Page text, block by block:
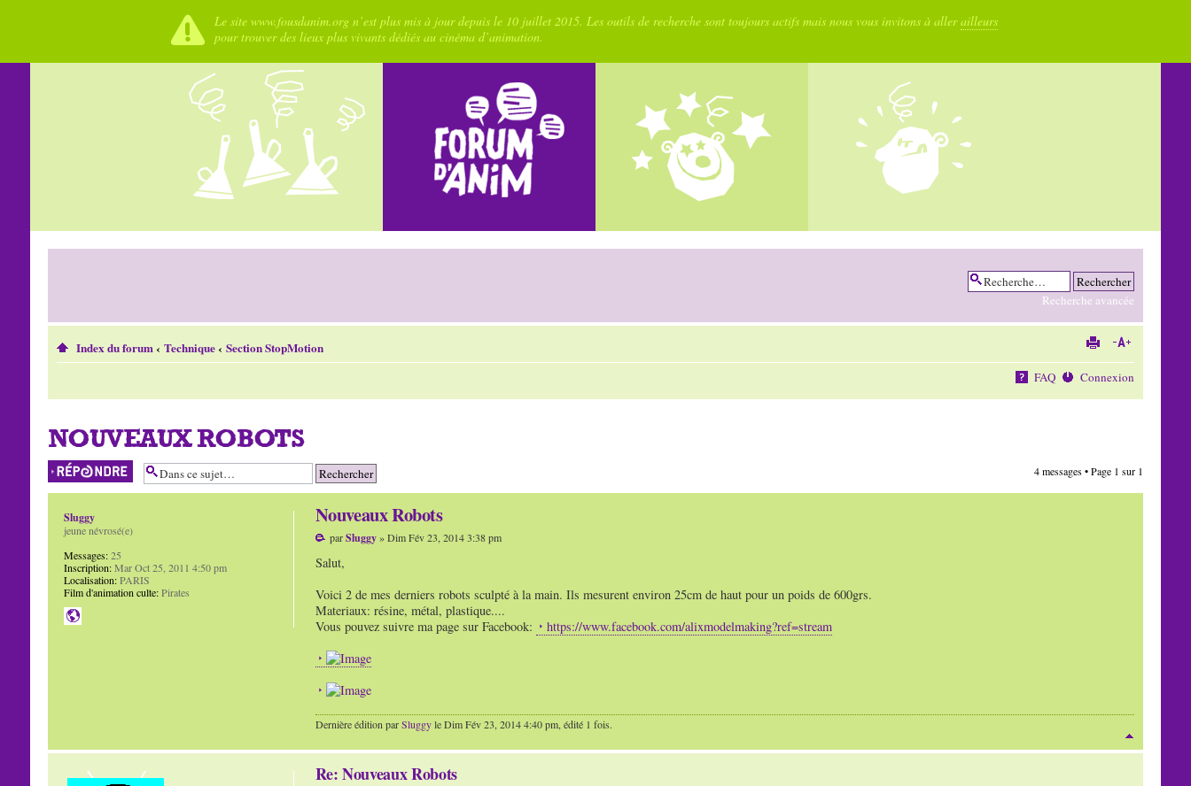
Le site www.fousdanim.org n’est plus mis à jour depuis le 10 juillet 2015. Les outils de recherche sont toujours actifs mais nous vous invitons à allerailleurs
pour trouver des lieux plus vivants dédiés au cinéma d’animation.
Recherche avancée
Index du forum‹ Technique‹ Section StopMotion
FAQ Connexion
NOUVEAUX ROBOTS
Répondre 4 messages • Page 1 sur 1
Nouveaux Robots
parSluggy» Dim Fév 23, 2014 3:38 pm
Salut,
Voici 2 de mes derniers robots sculpté à la main. Ils mesurent environ 25cm de haut pour un poids de 600grs.
Materiaux: résine, métal, plastique....
Vous pouvez suivre ma page sur Facebook:
https://www.facebook.com/alixmodelmaking?ref=stream
Dernière édition parSluggyle Dim Fév 23, 2014 4:40 pm, édité 1 fois.
Sluggy
jeune névrosé(e)
Messages:25
Inscription:Mar Oct 25, 2011 4:50 pm
Localisation:PARIS
Film d'animation culte:Pirates
Re: Nouveaux Robots